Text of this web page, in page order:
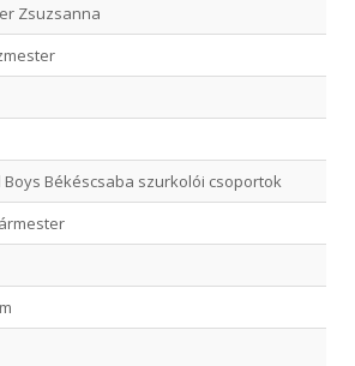
Zsuzsanna
Boys Békéscsaba szurkolói csoportok